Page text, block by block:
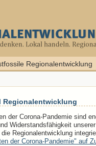
Regionalentwicklung
Regionalentwicklung
der Corona-Pandemie sind
Widerstandsfähigkeit
Regionalentwicklung
der Corona-Pandemie" auf